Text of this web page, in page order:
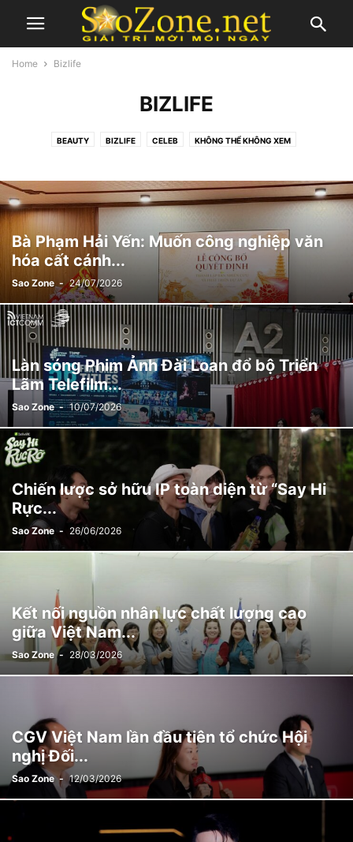
Home Bizlife
BIZLIFE
BEAUTY BIZLIFE CELEB KHÔNG THỂ KHÔNG XEM
Bà Phạm Hải Yến: Muốn công nghiệp văn
hóa cất cánh...
Sao Zone - 24/07/2026
Làn sóng Phim Ảnh Đài Loan đổ bộ Triển
Lãm Telefilm...
Sao Zone - 10/07/2026
Chiến lược sở hữu IP toàn diện từ “Say Hi
Rực...
Sao Zone - 26/06/2026
Kết nối nguồn nhân lực chất lượng cao
giữa Việt Nam...
Sao Zone - 28/03/2026
CGV Việt Nam lần đầu tiên tổ chức Hội
nghị Đối...
Sao Zone - 12/03/2026